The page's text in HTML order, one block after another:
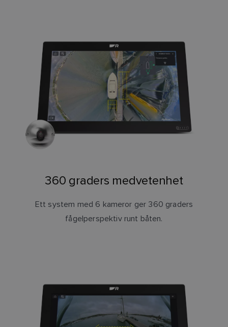
360 graders medvetenhet
Ett system med 6 kameror ger 360 graders
fågelperspektiv runt båten.